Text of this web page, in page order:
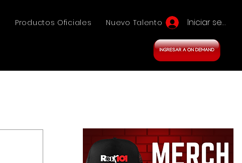
Productos Oficiales Nuevo Talento Iniciar sesión